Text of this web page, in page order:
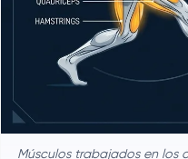
Músculos trabajados en los